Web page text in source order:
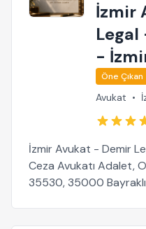
İzmir
Legal
-
Öne Çıkan
Avukat •
İzmir Avukat - Demir
Ceza Avukatı Adalet,
35530, 35000